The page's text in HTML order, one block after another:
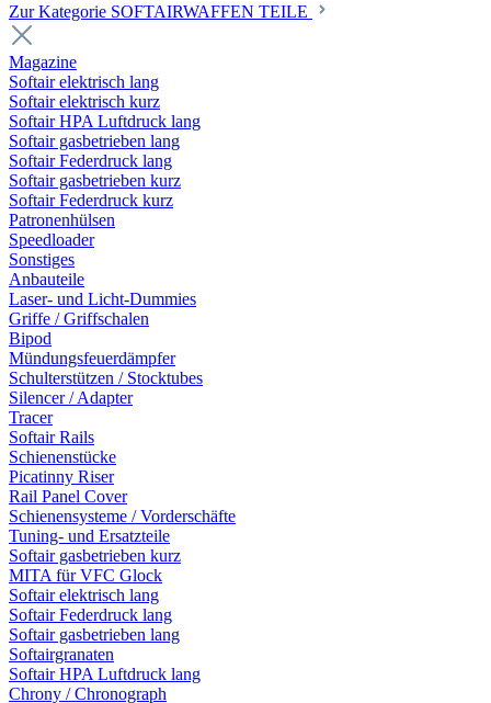
Zur Kategorie SOFTAIRWAFFEN TEILE
Magazine
Softair elektrisch lang
Softair elektrisch kurz
Softair HPA Luftdruck lang
Softair gasbetrieben lang
Softair Federdruck lang
Softair gasbetrieben kurz
Softair Federdruck kurz
Patronenhülsen
Speedloader
Sonstiges
Anbauteile
Laser- und Licht-Dummies
Griffe / Griffschalen
Bipod
Mündungsfeuerdämpfer
Schulterstützen / Stocktubes
Silencer / Adapter
Tracer
Softair Rails
Schienenstücke
Picatinny Riser
Rail Panel Cover
Schienensysteme / Vorderschäfte
Tuning- und Ersatzteile
Softair gasbetrieben kurz
MITA für VFC Glock
Softair elektrisch lang
Softair Federdruck lang
Softair gasbetrieben lang
Softairgranaten
Softair HPA Luftdruck lang
Chrony / Chronograph